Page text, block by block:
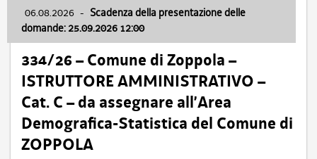
06.08.2026 - Scadenza della presentazione delle
domande: 25.09.2026 12:00
334/26 – Comune di Zoppola –
ISTRUTTORE AMMINISTRATIVO –
Cat. C – da assegnare all’Area
Demografica-Statistica del Comune di
ZOPPOLA